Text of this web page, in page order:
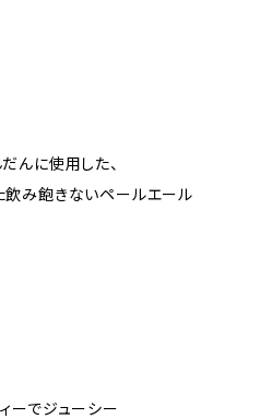
んに使用した、
み飽きないペールエール
ーでジューシー